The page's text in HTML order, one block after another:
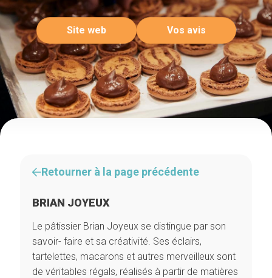
Site web Vos avis
Retourner à la page précédente
BRIAN JOYEUX
Le pâtissier Brian Joyeux se distingue par son
savoir- faire et sa créativité. Ses éclairs,
tartelettes, macarons et autres merveilleux sont
de véritables régals, réalisés à partir de matières